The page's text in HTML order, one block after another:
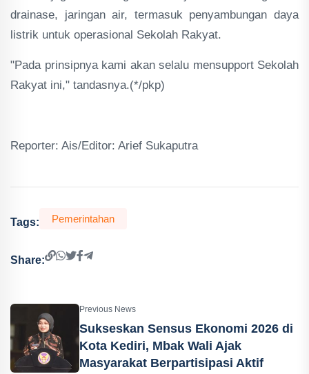
drainase, jaringan air, termasuk penyambungan daya
listrik untuk operasional Sekolah Rakyat.
"Pada prinsipnya kami akan selalu mensupport Sekolah
Rakyat ini," tandasnya.(*/pkp)
Reporter: Ais/Editor: Arief Sukaputra
Tags: Pemerintahan
Share:
Previous News
Sukseskan Sensus Ekonomi 2026 di
Kota Kediri, Mbak Wali Ajak
Masyarakat Berpartisipasi Aktif